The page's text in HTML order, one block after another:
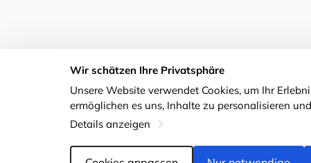
Wir schätzen Ihre Privatsphäre
Unsere Website verwendet Cookies, um Ihr
ermöglichen es uns, Inhalte zu personalisieren
Details anzeigen